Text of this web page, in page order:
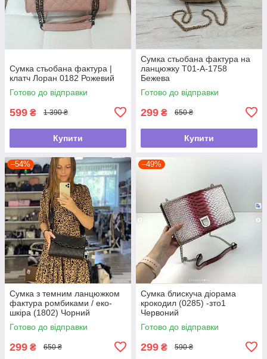
Сумка стьобана фактура |
клатч Лоран 0182 Рожевий
Готово до відправки
599 ₴ 1 390 ₴
Купити
Сумка стьобана фактура на
ланцюжку Т01-А-1758
Бежева
Готово до відправки
299 ₴ 650 ₴
Купити
–54%
Сумка з темним ланцюжком
фактура ромбиками / еко-
шкіра (1802) Чорний
Готово до відправки
299 ₴ 650 ₴
–49%
Сумка блискуча діорама
крокодил (0285) -зто1
Червоний
Готово до відправки
299 ₴ 590 ₴